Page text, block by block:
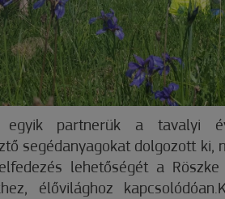
egyik partnerük a tavalyi
segédanyagokat dolgozott ki,
lehetőségét a
élővilághoz